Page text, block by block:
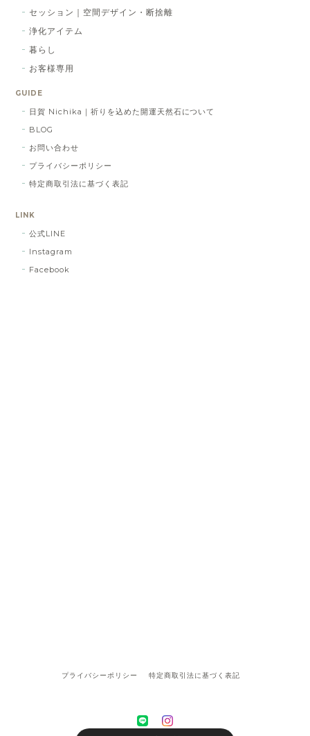
セッション｜空間デザイン・断捨離
浄化アイテム
暮らし
お客様専用
GUIDE
日賀 Nichika｜祈りを込めた開運天然石について
BLOG
お問い合わせ
プライバシーポリシー
特定商取引法に基づく表記
LINK
公式LINE
Instagram
Facebook
プライバシーポリシー 特定商取引法に基づく表記